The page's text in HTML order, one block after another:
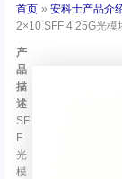
首页
安科士产品介
2×10 SFF 4.25G光
产
品
描
述
SF
F
光
模